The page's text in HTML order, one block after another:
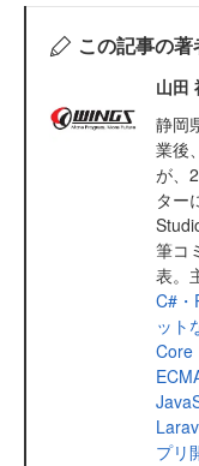
この記事の著
山田
静岡
業後
が、
ター
筆コ
表。
C#・
ット
Core
プリ